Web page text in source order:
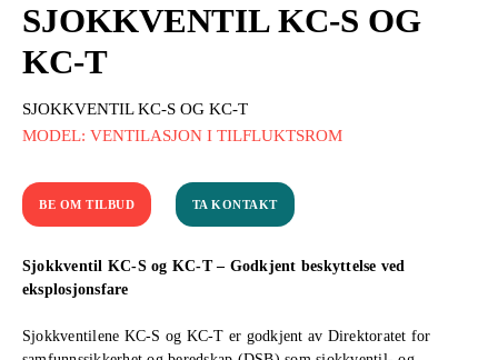
SJOKKVENTIL KC-S OG
KC-T
SJOKKVENTIL KC-S OG KC-T
MODEL: VENTILASJON I TILFLUKTSROM
BE OM TILBUD TA KONTAKT
Sjokkventil KC-S og KC-T – Godkjent beskyttelse ved
eksplosjonsfare
Sjokkventilene KC-S og KC-T er godkjent av Direktoratet for